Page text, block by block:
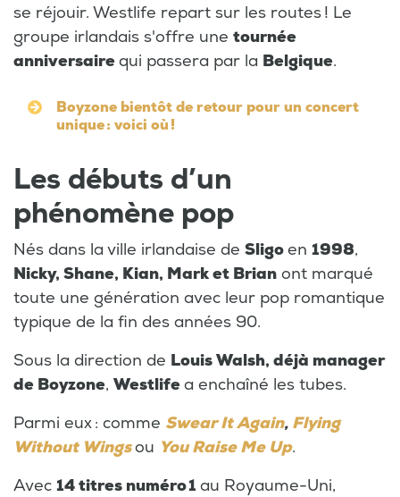
se réjouir. Westlife repart sur les routes ! Le
groupe irlandais s'offre une tournée
anniversairequi passera par la Belgique.
Boyzone bientôt de retour pour un concert
unique : voici où !
Les débuts d’un
phénomène pop
Nés dans la ville irlandaise de Sligoen 1998,
Nicky, Shane, Kian, Mark et Brian ont marqué
toute une génération avec leur pop romantique
typique de la fin des années 90.
Sous la direction de Louis Walsh, déjà manager
de Boyzone, Westlifea enchaîné les tubes.
Parmi eux : comme Swear It Again, Flying
Without Wingsou You Raise Me Up.
Avec 14 titres numéro 1 au Royaume-Uni,